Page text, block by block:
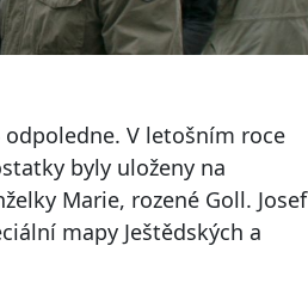
V letošním roce
byly uloženy na
Marie, rozené Goll. Josef
mapy Ještědských a